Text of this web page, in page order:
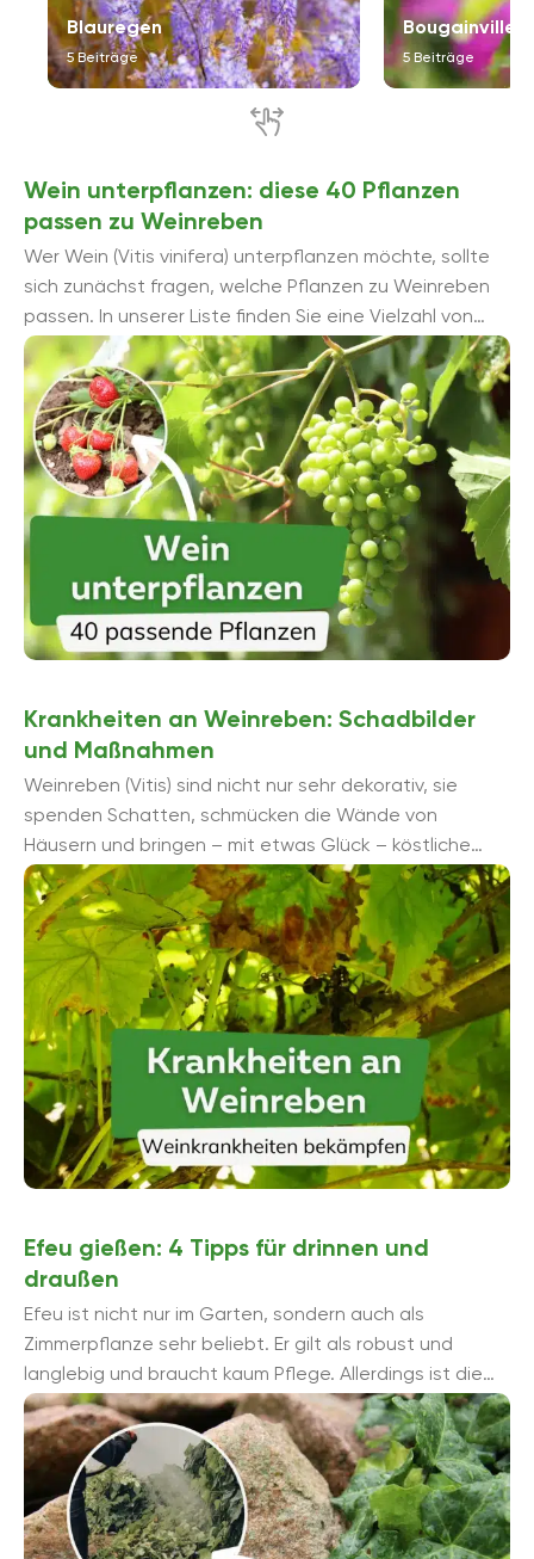
Blauregen
5 Beiträge
Bougainvillea
5 Beiträge
Wein unterpflanzen: diese 40 Pflanzen
passen zu Weinreben
Wer Wein (Vitis vinifera) unterpflanzen möchte, sollte
sich zunächst fragen, welche Pflanzen zu Weinreben
passen. In unserer Liste finden Sie eine Vielzahl von
Gewächsen, die sich mit ...
Krankheiten an Weinreben: Schadbilder
und Maßnahmen
Weinreben (Vitis) sind nicht nur sehr dekorativ, sie
spenden Schatten, schmücken die Wände von
Häusern und bringen – mit etwas Glück – köstliche
Trauben hervor. Aber wie ...
Efeu gießen: 4 Tipps für drinnen und
draußen
Efeu ist nicht nur im Garten, sondern auch als
Zimmerpflanze sehr beliebt. Er gilt als robust und
langlebig und braucht kaum Pflege. Allerdings ist die
richtige Menge Wasser von groß...